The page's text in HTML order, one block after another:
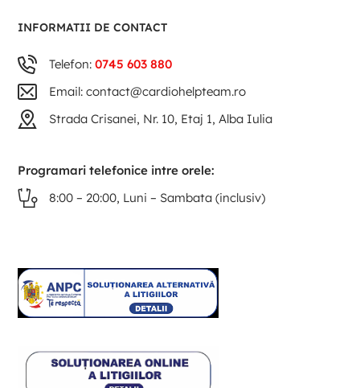
INFORMATII DE CONTACT
Telefon:0745 603 880
Email: contact@cardiohelpteam.ro
Strada Crisanei, Nr. 10, Etaj 1, Alba Iulia
Programari telefonice intre orele:
8:00 – 20:00, Luni – Sambata (inclusiv)